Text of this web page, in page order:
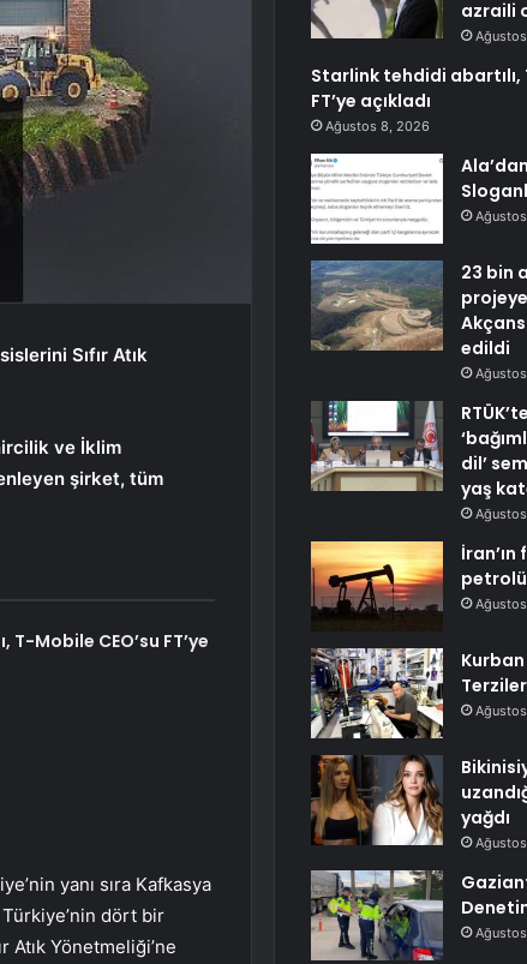
Sıfır Atık
ve İklim
şirket, tüm
Mobile CEO’su FT’ye
yanı sıra Kafkasya
dört bir
Atık Yönetmeliği’ne
azraili
Starlink tehdidi abartılı,
FT’ye açıkladı
Ağustos 8, 2026
23 bin
edildi
dil’
yaş
İran’ın
Kurban
yağdı